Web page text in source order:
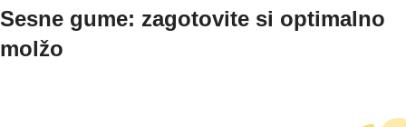
Sesne gume: zagotovite si optimalno
molžo